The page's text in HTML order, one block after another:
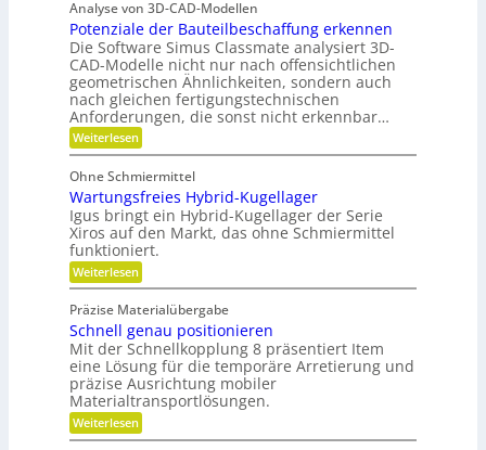
t
z
y
d
r
a
u
l
i
k
i
m
V
e
r
g
l
e
i
c
h
n
t
e
c
h
n
i
k
f
f
a
b
f
ä
l
l
e
v
e
r
m
e
i
d
e
n
r
m
e
h
r
F
l
e
x
i
i
l
i
t
ä
t
Analyse von 3D-CAD-Modellen
Potenziale der Bauteilbeschaffung erkennen
Die Software Simus Classmate analysiert 3D-
CAD-Modelle nicht nur nach offensichtlichen
geometrischen Ähnlichkeiten, sondern auch
nach gleichen fertigungstechnischen
Anforderungen, die sonst nicht erkennbar…
Weiterlesen:
P
t
e
n
z
i
a
l
e
d
e
r
B
a
u
t
e
i
l
Ohne Schmiermittel
Wartungsfreies Hybrid-Kugellager
Igus bringt ein Hybrid-Kugellager der Serie
Xiros auf den Markt, das ohne Schmiermittel
funktioniert.
Weiterlesen:
W
r
t
u
n
g
s
f
r
e
Präzise Materialübergabe
Schnell genau positionieren
Mit der Schnellkopplung 8 präsentiert Item
eine Lösung für die temporäre Arretierung und
präzise Ausrichtung mobiler
Materialtransportlösungen.
Weiterlesen:
S